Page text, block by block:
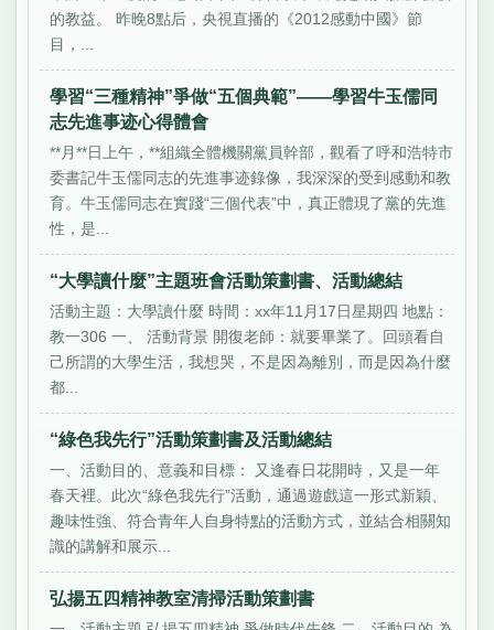
的教益。 昨晚8點后，央視直播的《2012感動中國》節
目，...
學習“三種精神”爭做“五個典範”——學習牛玉儒同
志先進事迹心得體會
**月**日上午，**組織全體機關黨員幹部，觀看了呼和浩特市
委書記牛玉儒同志的先進事迹錄像，我深深的受到感動和教
育。牛玉儒同志在實踐“三個代表”中，真正體現了黨的先進
性，是...
“大學讀什麼”主題班會活動策劃書、活動總結
活動主題：大學讀什麼 時間：xx年11月17日星期四 地點：
教一306 一、 活動背景 開復老師：就要畢業了。回頭看自
己所謂的大學生活，我想哭，不是因為離別，而是因為什麼
都...
“綠色我先行”活動策劃書及活動總結
一、活動目的、意義和目標： 又逢春日花開時，又是一年
春天裡。此次“綠色我先行”活動，通過遊戲這一形式新穎、
趣味性強、符合青年人自身特點的活動方式，並結合相關知
識的講解和展示...
弘揚五四精神教室清掃活動策劃書